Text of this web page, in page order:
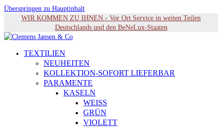
Überspringen zu Hauptinhalt
WIR KOMMEN ZU IHNEN - Vor Ort Service in weiten Teilen
Deutschlands und den BeNeLux-Staaten
TEXTILIEN
NEUHEITEN
KOLLEKTION-SOFORT LIEFERBAR
PARAMENTE
KASELN
WEISS
GRÜN
VIOLETT